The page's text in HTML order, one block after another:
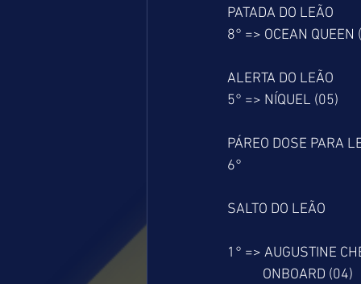
PATADA DO LEÃO
8° => OCEAN QUEEN
ALERTA DO LEÃO
5° => NÍQUEL (05)
PÁREO DOSE PARA
6°
SALTO DO LEÃO
1° => AUGUSTINE
           ONBOARD (04)